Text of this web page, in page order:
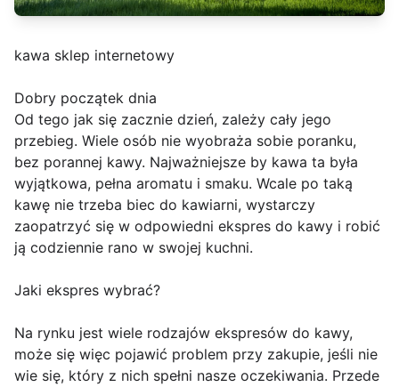
kawa sklep internetowy
Dobry początek dnia
Od tego jak się zacznie dzień, zależy cały jego
przebieg. Wiele osób nie wyobraża sobie poranku,
bez porannej kawy. Najważniejsze by kawa ta była
wyjątkowa, pełna aromatu i smaku. Wcale po taką
kawę nie trzeba biec do kawiarni, wystarczy
zaopatrzyć się w odpowiedni ekspres do kawy i robić
ją codziennie rano w swojej kuchni.
Jaki ekspres wybrać?
Na rynku jest wiele rodzajów ekspresów do kawy,
może się więc pojawić problem przy zakupie, jeśli nie
wie się, który z nich spełni nasze oczekiwania. Przede